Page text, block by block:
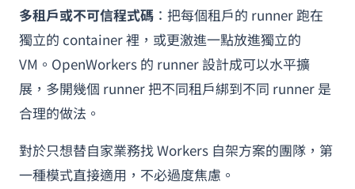
多租戶或不可信程式碼 ：把每個租戶的 runner 跑在
獨立的 container 裡，或更激進一點放進獨立的
VM。OpenWorkers 的 runner 設計成可以水平擴
展，多開幾個 runner 把不同租戶綁到不同 runner 是
合理的做法。
對於只想替自家業務找 Workers 自架方案的團隊，第
一種模式直接適用，不必過度焦慮。